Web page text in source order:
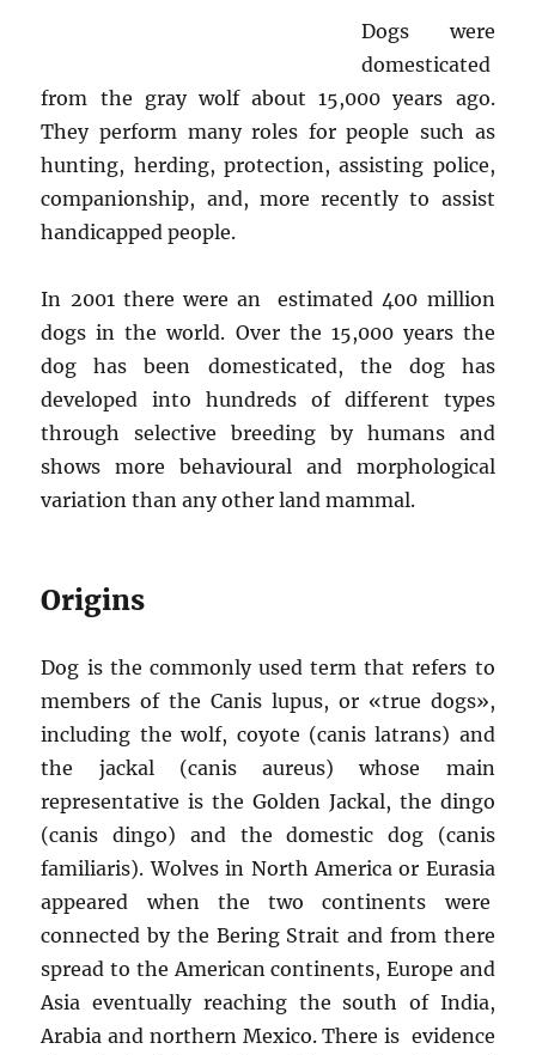
Dogs were
domesticated
from the gray wolf about 15,000 years ago.
They perform many roles for people such as
hunting, herding, protection, assisting police,
companionship, and, more recently to assist
handicapped people.
In 2001 there were an estimated 400 million
dogs in the world. Over the 15,000 years the
dog has been domesticated, the dog has
developed into hundreds of different types
through selective breeding by humans and
shows more behavioural and morphological
variation than any other land mammal.
Origins
Dog is the commonly used term that refers to
members of the Canis lupus, or «true dogs»,
including the wolf, coyote (canis latrans) and
the jackal (canis aureus) whose main
representative is the Golden Jackal, the dingo
(canis dingo) and the domestic dog (canis
familiaris). Wolves in North America or Eurasia
appeared when the two continents were
connected by the Bering Strait and from there
spread to the American continents, Europe and
Asia eventually reaching the south of India,
Arabia and northern Mexico. There is evidence